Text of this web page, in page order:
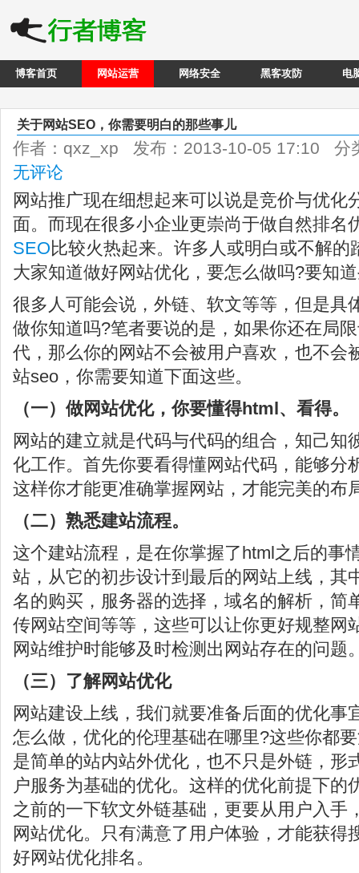
博客首页 网站运营 网络安全 黑客攻防 电
关于网站SEO，你需要明白的那些事儿
作者：qxz_xp 发布：2013-10-05 17:10 分
无评论
网站推广现在细想起来可以说是竞价与优化
面。而现在很多小企业更崇尚于做自然排名
SEO比较火热起来。许多人或明白或不解
大家知道做好网站优化，要怎么做吗?要知
很多人可能会说，外链、软文等等，但是具
做你知道吗?笔者要说的是，如果你还在局
代，那么你的网站不会被用户喜欢，也不会
站seo，你需要知道下面这些。
（一）做网站优化，你要懂得html、看得。
网站的建立就是代码与代码的组合，知己知
化工作。首先你要看得懂网站代码，能够分
这样你才能更准确掌握网站，才能完美的布
（二）熟悉建站流程。
这个建站流程，是在你掌握了html之后的事
站，从它的初步设计到最后的网站上线，其
名的购买，服务器的选择，域名的解析，简
传网站空间等等，这些可以让你更好规整网
网站维护时能够及时检测出网站存在的问题
（三）了解网站优化
网站建设上线，我们就要准备后面的优化事
怎么做，优化的伦理基础在哪里?这些你都
是简单的站内站外优化，也不只是外链，形
户服务为基础的优化。这样的优化前提下的
之前的一下软文外链基础，更要从用户入手
网站优化。只有满意了用户体验，才能获得
好网站优化排名。